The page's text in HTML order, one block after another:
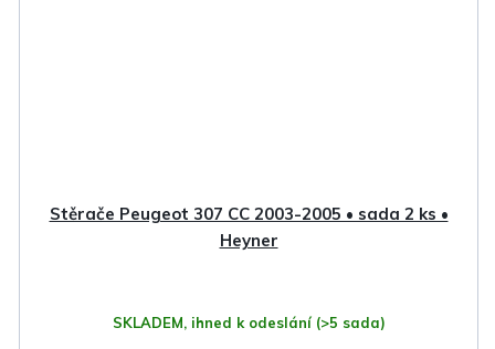
Stěrače Peugeot 307 CC 2003-2005 • sada 2 ks •
Heyner
SKLADEM, ihned k odeslání (>5 sada)